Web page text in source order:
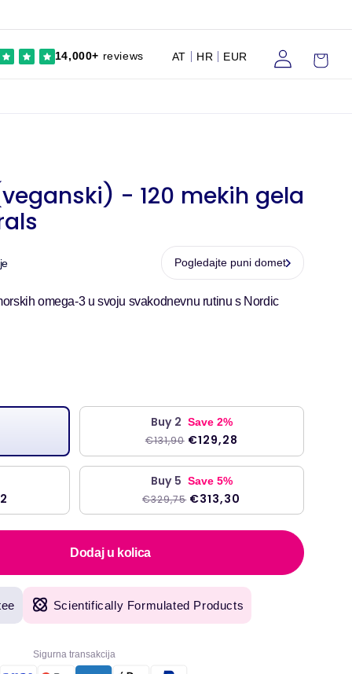
14,000+ reviews AT HR EUR
se
Kolica
- 120 mekih gela
Pogledajte puni domet
omega-3 u svoju svakodnevnu rutinu s Nordic
Buy 2 Save 2%
€131,90 €129,28
Buy 5 Save 5%
€329,75 €313,30
Dodaj u kolica
Scientifically Formulated Products
Sigurna transakcija